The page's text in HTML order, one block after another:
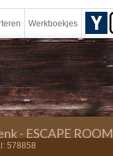
Werkboekjes
- ESCAPE ROOM
578858